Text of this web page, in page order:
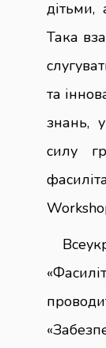
дітьми,
Така
та
знань,
силу